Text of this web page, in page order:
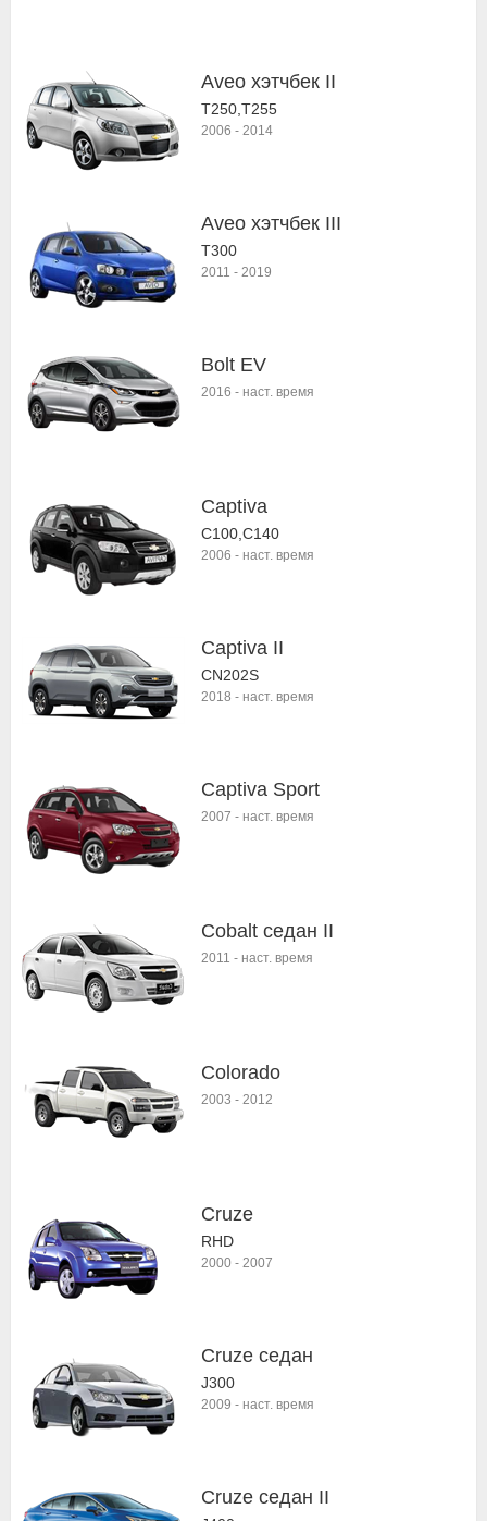
Aveo хэтчбек II
T250,T255
2006 - 2014
Aveo хэтчбек III
T300
2011 - 2019
Bolt EV
2016 - наст. время
Captiva
C100,C140
2006 - наст. время
Captiva II
CN202S
2018 - наст. время
Captiva Sport
2007 - наст. время
Cobalt седан II
2011 - наст. время
Colorado
2003 - 2012
Cruze
RHD
2000 - 2007
Cruze седан
J300
2009 - наст. время
Cruze седан II